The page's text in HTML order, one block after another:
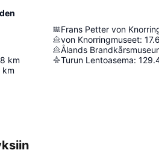
km
km
Frans Petter von
von Knorringmuseet: 17.6
Ålands
Turun Lentoasema: